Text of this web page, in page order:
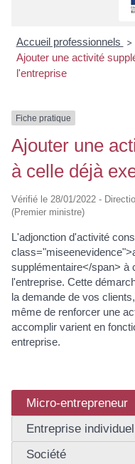
Accueil professionnels >
Ajouter une activité
l'entreprise
Fiche pratique
Ajouter une
à celle déjà
Vérifié le 28/01/2022 -
(Premier ministre)
L'adjonction d'activité
supplémentaire</span> à
l'entreprise. Cette
la demande de vos
même de renforcer une
accomplir varient en
entreprise.
Micro-entrepreneur
Entreprise
Société